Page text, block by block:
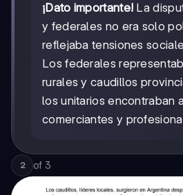
¡Dato importante! La
y federales no era solo
reflejaba tensiones
Los federales
rurales y caudillos
los unitarios encontraban
comerciantes y
2 of 3